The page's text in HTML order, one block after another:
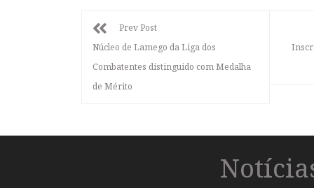
Prev Post
Núcleo de Lamego da Liga dos
Combatentes distinguido com Medalha
de Mérito